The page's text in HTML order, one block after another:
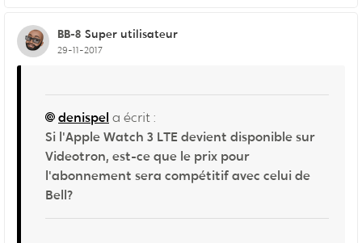
BB-8 Super utilisateur
29-11-2017
denispel a écrit :
Si l'Apple Watch 3 LTE devient disponible sur
Videotron, est-ce que le prix pour
l'abonnement sera compétitif avec celui de
Bell?